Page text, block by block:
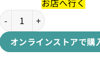
お店へ行く
CADDY BLACKロード
オンラインストアで購